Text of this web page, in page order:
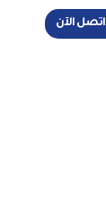
اتصل الآن